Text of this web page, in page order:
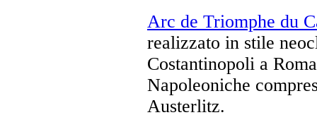
Arc de Triomphe du
realizzato in stile
Costantinopoli a
Napoleoniche
Austerlitz.